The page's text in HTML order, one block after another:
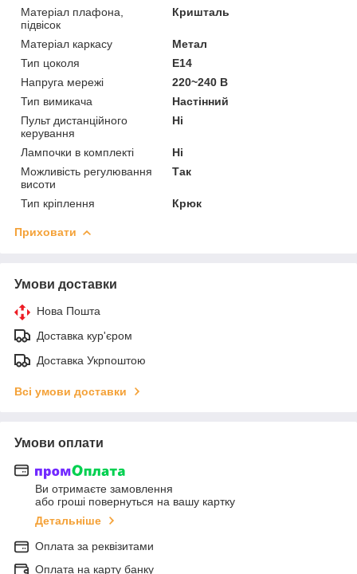
Матеріал плафона,
підвісок
Кришталь
Матеріал каркасу
Метал
Тип цоколя
E14
Напруга мережі
220~240 В
Тип вимикача
Настінний
Пульт дистанційного
керування
Ні
Лампочки в комплекті
Ні
Можливість регулювання
висоти
Так
Тип кріплення Крюк
Приховати
Умови доставки
Нова Пошта
Доставка кур'єром
Доставка Укрпоштою
Всі умови доставки
Умови оплати
Ви отримаєте замовлення
або гроші повернуться на вашу картку
Детальніше
Оплата за реквізитами
Оплата на карту банку